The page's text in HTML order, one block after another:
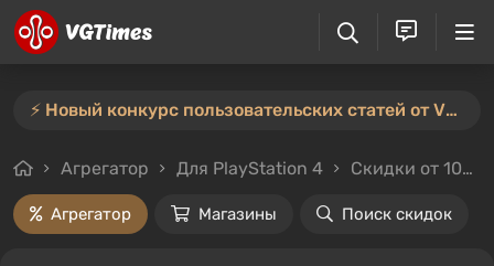
⚡️ Новый конкурс пользовательских статей от VGTimes — участвуйте тут ⚡️
Агрегатор Для PlayStation 4 Скидки от 10%
Агрегатор Магазины Поиск скидок